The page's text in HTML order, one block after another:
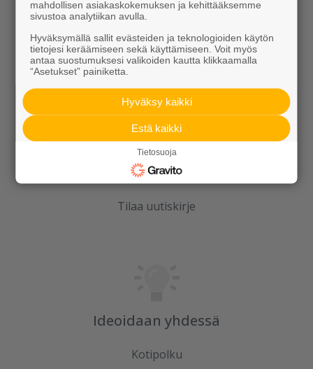
Rudus
Uutiset
Referenssit
Tilaa uutiskirje
Ideoidaan yhdessä
Kotipolku
mahdollisen asiakaskokemuksen ja kehittääksemme
sivustoa analytiikan avulla.
Hyväksymällä sallit evästeiden ja teknologioiden käytön
tietojesi keräämiseen sekä käyttämiseen. Voit myös
antaa suostumuksesi valikoiden kautta klikkaamalla
“Asetukset” painiketta.
Hyväksy kaikki
Estä kaikki
Tietosuoja